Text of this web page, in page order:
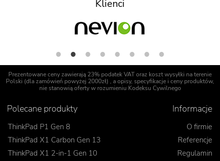
Klienci
Prezentowane ceny zawierają 23% podatek VAT oraz koszt wysyłki na terenie
Polski (dla zamówień powyżej 2000zł) , a opisy, specyfikacje i ceny produktów,
nie stanowią oferty w rozumieniu Kodeksu Cywilnego
Polecane produkty
ThinkPad P1 Gen 8
ThinkPad X1 Carbon Gen 13
ThinkPad X1 2-in-1 Gen 10
Informacje
O firmie
Referencje
Regulamin